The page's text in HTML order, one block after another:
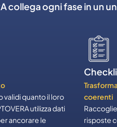
collega ogni fase in un
validi quanto il loro
utilizza dati
ancorare le
coerenti
risposte